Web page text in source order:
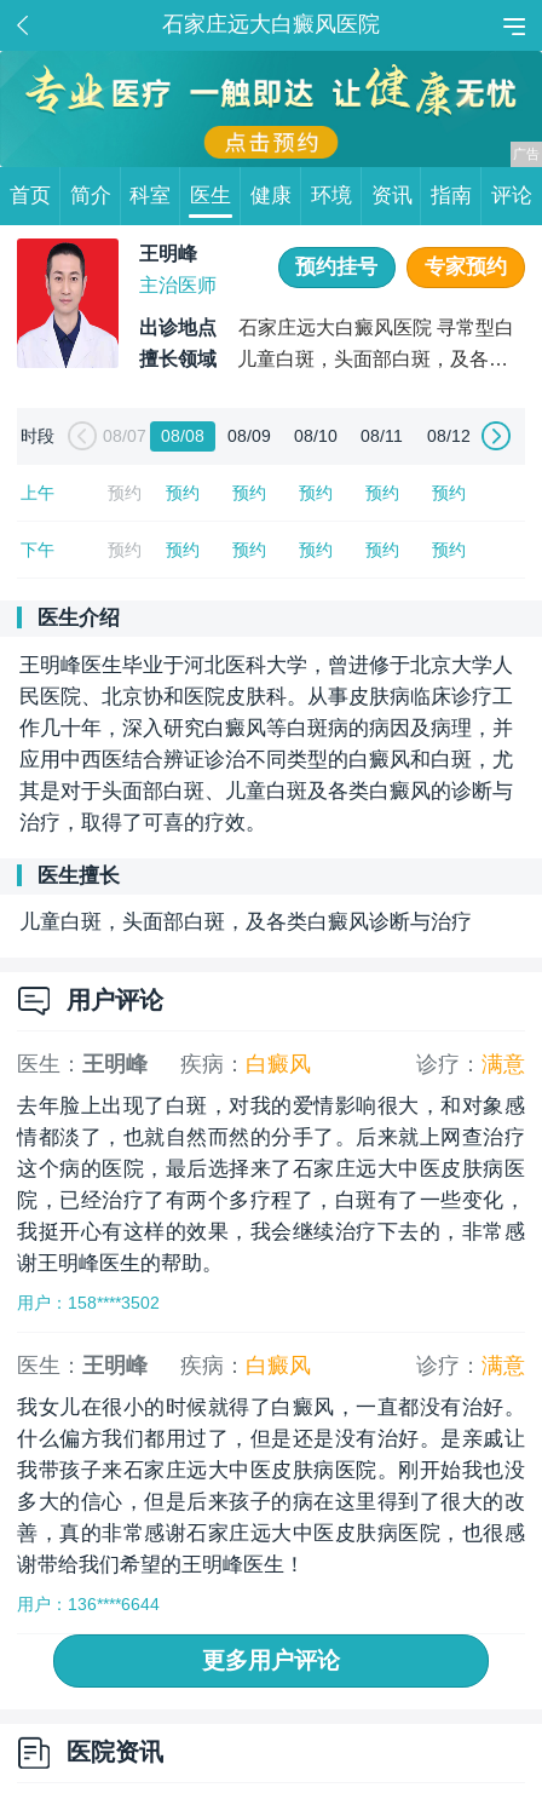
石家庄远大白癜风医院
首页 简介 科室 医生 健康 环境 资讯 指南 评论
王明峰
主治医师
出诊地点
石家庄远大白癜风医院 寻常型白
癜风
擅长领域
儿童白斑，头面部白斑，及各类
预约挂号 专家预约
时段 08/07 08/08 08/09 08/10 08/11 08/12
上午 预约 预约 预约 预约 预约 预约
下午 预约 预约 预约 预约 预约 预约
医生介绍
王明峰医生毕业于河北医科大学，曾进修于北京大学人
民医院、北京协和医院皮肤科。从事皮肤病临床诊疗工
作几十年，深入研究白癜风等白斑病的病因及病理，并
应用中西医结合辨证诊治不同类型的白癜风和白斑，尤
其是对于头面部白斑、儿童白斑及各类白癜风的诊断与
治疗，取得了可喜的疗效。
医生擅长
儿童白斑，头面部白斑，及各类白癜风诊断与治疗
用户评论
医生： 王明峰 疾病： 白癜风 诊疗： 满意
去年脸上出现了白斑，对我的爱情影响很大，和对象感
情都淡了，也就自然而然的分手了。后来就上网查治疗
这个病的医院，最后选择来了石家庄远大中医皮肤病医
院，已经治疗了有两个多疗程了，白斑有了一些变化，
我挺开心有这样的效果，我会继续治疗下去的，非常感
谢王明峰医生的帮助。
用户：158****3502
医生： 王明峰 疾病： 白癜风 诊疗： 满意
我女儿在很小的时候就得了白癜风，一直都没有治好。
什么偏方我们都用过了，但是还是没有治好。是亲戚让
我带孩子来石家庄远大中医皮肤病医院。刚开始我也没
多大的信心，但是后来孩子的病在这里得到了很大的改
善，真的非常感谢石家庄远大中医皮肤病医院，也很感
谢带给我们希望的王明峰医生！
用户：136****6644
更多用户评论
医院资讯